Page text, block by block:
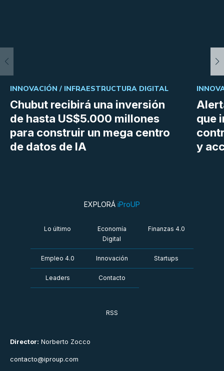
Chubut recibirá una inversión
de hasta US$5.000 millones
para construir un mega centro
de datos de IA
INNOVACIÓN / INFRAESTRUCTURA DIGITAL
que
y
Director: Norberto Zocco
contacto@iproup.com
EXPLORÁ iProUP
Lo último
Economía
Digital
Finanzas 4.0
Empleo 4.0 Innovación Startups
Leaders Contacto
RSS